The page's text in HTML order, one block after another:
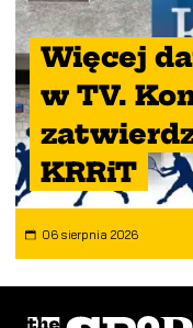
Więcej
w TV.
KRRiT
06 sierpnia 2026